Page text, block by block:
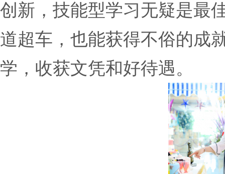
创新，技能型学习无疑是最
道超车，也能获得不俗的成
学，收获文凭和好待遇。